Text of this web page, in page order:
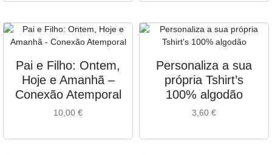
Pai e Filho: Ontem,
Hoje e Amanhã –
Conexão Atemporal
10,00 €
Personaliza a sua
própria Tshirt’s
100% algodão
3,60 €